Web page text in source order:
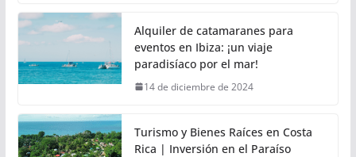
Alquiler de catamaranes para
eventos en Ibiza: ¡un viaje
paradisíaco por el mar!
14 de diciembre de 2024
Turismo y Bienes Raíces en Costa
Rica | Inversión en el Paraíso